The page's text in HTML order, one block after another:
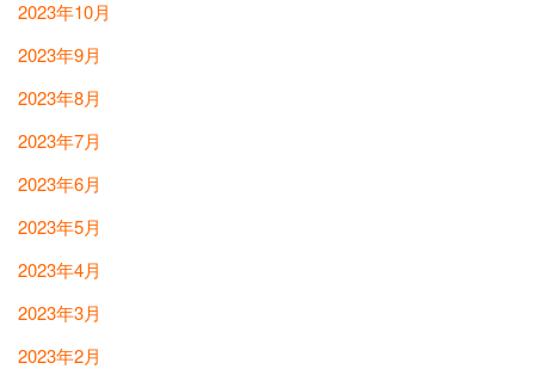
2023年10月
2023年9月
2023年8月
2023年7月
2023年6月
2023年5月
2023年4月
2023年3月
2023年2月